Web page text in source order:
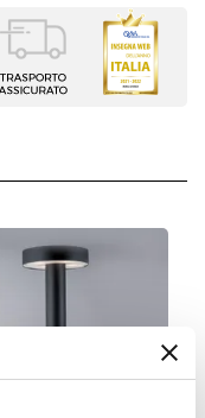
dispositivi
le cover